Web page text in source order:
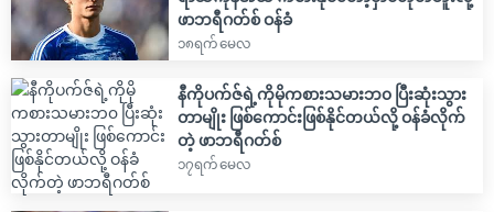
ဖာဘရီဂတ်စ် ဝန်ခံ
၁၈ရက် မေလ
နီကိုပက်ဇ်ရဲ့ကိုမိုကစားသမားဘ၀ ပြီးဆုံးသွား
တာမျိုး ဖြစ်ကောင်းဖြစ်နိုင်တယ်လို့ ဝန်ခံလိုက်
တဲ့ ဖာဘရီဂတ်စ်
၁၇ရက် မေလ